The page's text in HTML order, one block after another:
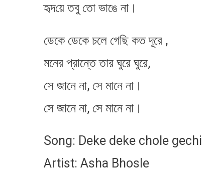
হৃদ​য়ে তবু তো ভাঙে না।
ডেকে ডেকে চলে গেছি কত দূরে ,
মনের প্রান্তে তার ঘুরে ঘুরে,
সে জানে না, সে মানে না।
সে জানে না, সে মানে না।
Song: Deke deke chole gechi
Artist: Asha Bhosle